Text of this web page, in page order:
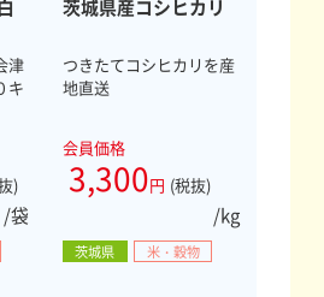
津
キ
)
/袋
茨城県産コシヒカリ
つきたてコシヒカリを産
地直送
会員価格
3,300円 (税抜)
/kg
茨城県 米・穀物